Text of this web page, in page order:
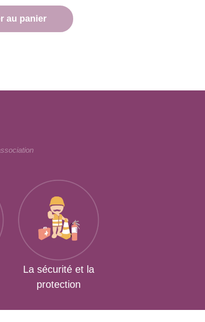
au panier
La sécurité et la
protection